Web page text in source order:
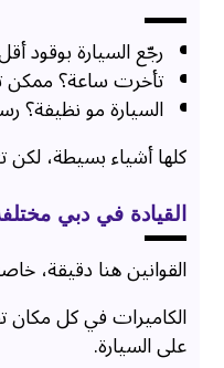
رجّع السيارة بوقود
تأخرت ساعة؟
السيارة مو نظيفة؟
كلها أشياء بسيطة، لكن
القيادة في دبي
القوانين هنا دقيقة،
الكاميرات في كل مكان
على السيارة.